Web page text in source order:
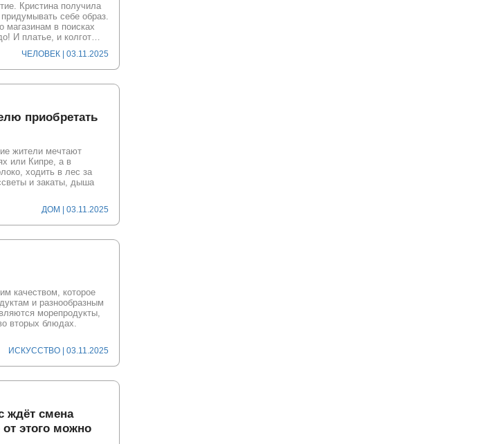
Кристина получила
себе образ.
магазинам в поисках
И платье, и колгот…
ЧЕЛОВЕК| 03.11.2025
приобретать
жители мечтают
или Кипре, а в
ходить в лес за
и закаты, дыша
ДОМ | 03.11.2025
качеством, которое
и разнообразным
морепродукты,
вторых блюдах.
ИСКУССТВО| 03.11.2025
ждёт смена
этого можно